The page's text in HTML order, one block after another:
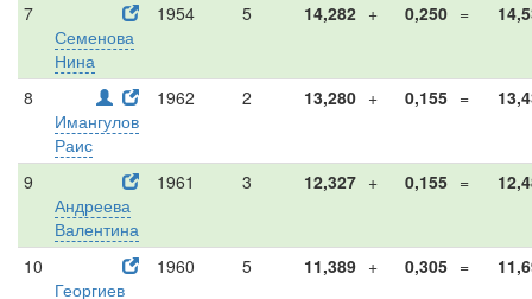
7
Семенова
Нина
1954 5 14,282 + 0,250 =
8
Имангулов
Раис
1962 2 13,280 + 0,155 =
9
Андреева
Валентина
1961 3 12,327 + 0,155 =
10
Георгиев
1960 5 11,389 + 0,305 =